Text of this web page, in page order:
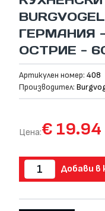
ГЕРМАНИЯ
ОСТРИЕ -
Артикулен номер: 408
Производител:
Цена:€ 19.94
Добави в